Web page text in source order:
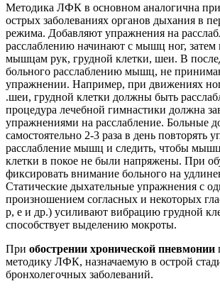
Методика ЛФК в основном аналогична
острых заболеваниях органов дыхания в
режима. Добавляют упражнения на
расслаблению начинают с мышц ног, затем
мышцам рук, грудной клетки, шеи. В
больного расслаблению мышц, не
упражнении. Например, при движениях
.шеи, грудной клетки должны быть
процедура лечебной гимнастики должна
упражнениями на расслабление. Больные
самостоятельно 2-3 раза в день повторять
расслабление мышц и следить, чтобы
клетки в покое не были напряжены. При
фиксировать внимание больного на
Статические дыхательные упражнения с
произношением согласных и некоторых
р, е и др.) усиливают вибрацию грудной
способствует выделению мокроты.
При обострении хронической пневмонии
методику ЛФК, назначаемую в острой
бронхолегочных заболеваний.